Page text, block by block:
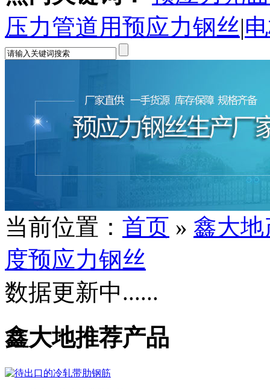
压力管道用预应力钢丝|
当前位置： 首页 » 鑫大
度预应力钢丝
数据更新中......
鑫大地推荐产品